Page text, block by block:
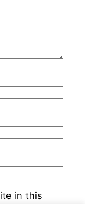
in this